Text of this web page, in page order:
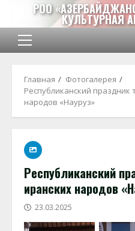
Перейти
содержимому
РОО
КУЛЬТУРНАЯ
Основное
Главная
Фотогалерея
Республиканский праздник
народов «Науруз»
Республиканский
иранских народов
23.03.2025